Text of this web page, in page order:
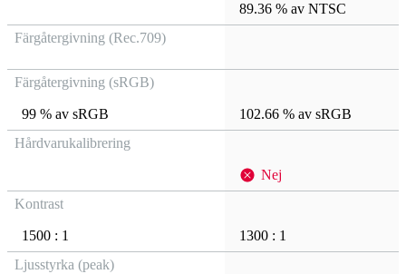
89.36 % av NTSC
Färgåtergivning (Rec.709)
Färgåtergivning (sRGB)
99 % av sRGB
102.66 % av sRGB
Hårdvarukalibrering
Nej
Kontrast
1500 : 1
1300 : 1
Ljusstyrka (peak)